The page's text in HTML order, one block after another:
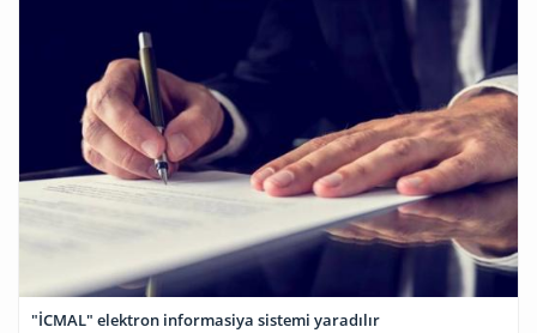
"İCMAL" elektron informasiya sistemi yaradılır